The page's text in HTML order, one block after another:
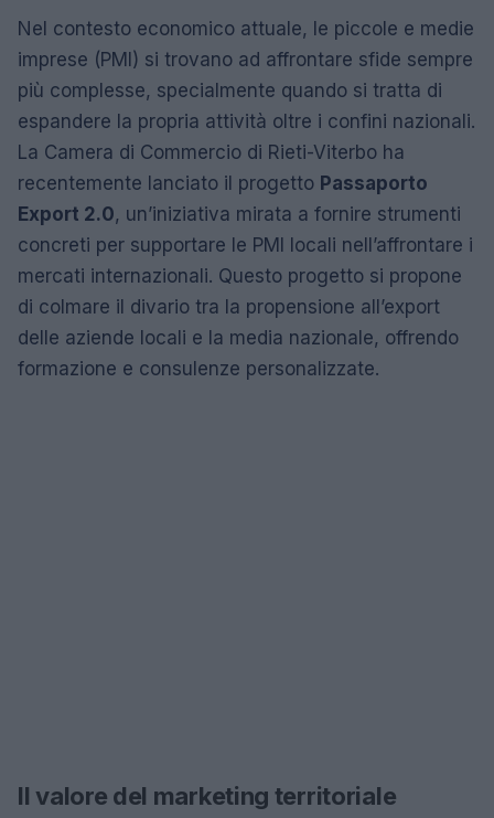
Nel contesto economico attuale, le piccole e medie
imprese (PMI) si trovano ad affrontare sfide sempre
più complesse, specialmente quando si tratta di
espandere la propria attività oltre i confini nazionali.
La Camera di Commercio di Rieti-Viterbo ha
recentemente lanciato il progetto Passaporto
Export 2.0, un’iniziativa mirata a fornire strumenti
concreti per supportare le PMI locali nell’affrontare i
mercati internazionali. Questo progetto si propone
di colmare il divario tra la propensione all’export
delle aziende locali e la media nazionale, offrendo
formazione e consulenze personalizzate.
Il valore del marketing territoriale